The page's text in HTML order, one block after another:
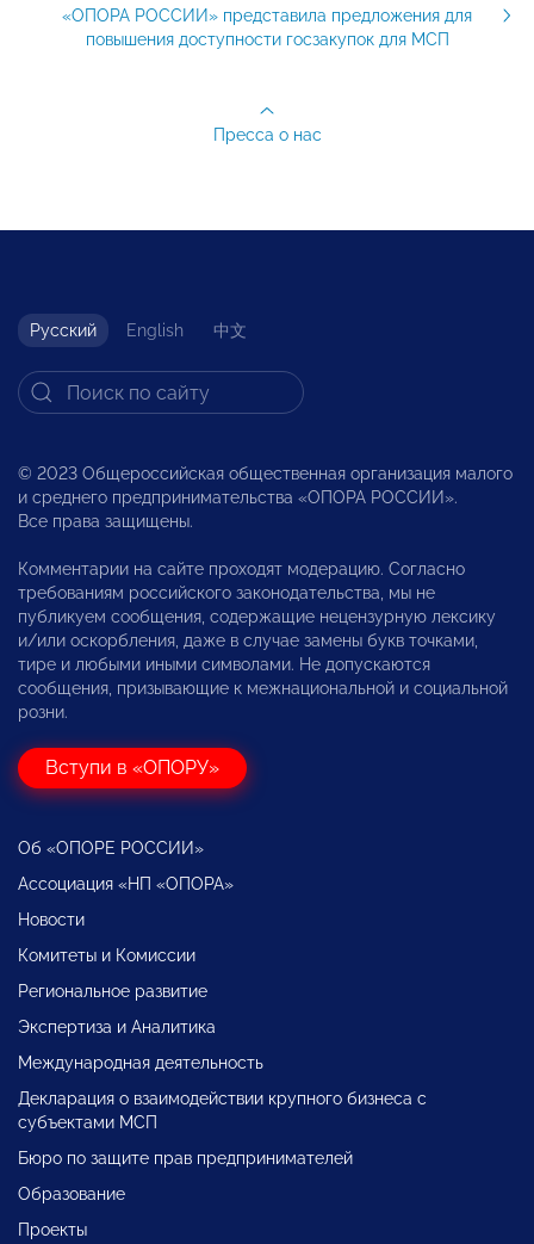
«ОПОРА РОССИИ» представила предложения для
повышения доступности госзакупок для МСП
Пресса о нас
Русский English 中文
© 2023 Общероссийская общественная организация малого
и среднего предпринимательства «ОПОРА РОССИИ».
Все права защищены.
Комментарии на сайте проходят модерацию. Согласно
требованиям российского законодательства, мы не
публикуем сообщения, содержащие нецензурную лексику
и/или оскорбления, даже в случае замены букв точками,
тире и любыми иными символами. Не допускаются
сообщения, призывающие к межнациональной и социальной
розни.
Вступи в «ОПОРУ»
Об «ОПОРЕ РОССИИ»
Ассоциация «НП «ОПОРА»
Новости
Комитеты и Комиссии
Региональное развитие
Экспертиза и Аналитика
Международная деятельность
Декларация о взаимодействии крупного бизнеса с
субъектами МСП
Бюро по защите прав предпринимателей
Образование
Проекты